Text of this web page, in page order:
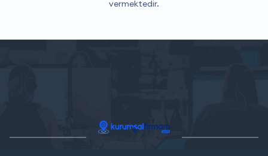
vermektedir.